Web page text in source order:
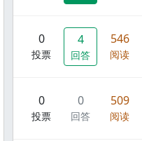
0
投票
4
回答
546
阅读
0
投票
0
回答
509
阅读